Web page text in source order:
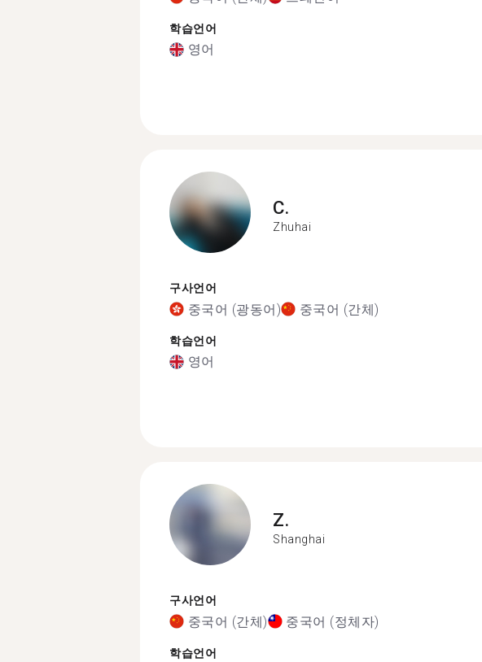
학습언어
영어
C.
Zhuhai
구사언어
중국어 (광동어) 중국어 (간체)
학습언어
영어
Z.
Shanghai
구사언어
중국어 (간체) 중국어 (정체자)
학습언어